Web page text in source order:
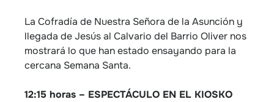
La Cofradía de Nuestra Señora de la Asunción y
llegada de Jesús al Calvario del Barrio Oliver nos
mostrará lo que han estado ensayando para la
cercana Semana Santa.
12:15 horas – ESPECTÁCULO EN EL KIOSKO